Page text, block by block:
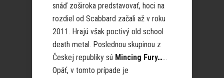
snáď zoširoka predstavovať, hoci na
rozdiel od Scabbard začali až v roku
2011. Hrajú však poctivý old school
death metal. Poslednou skupinou z
Českej republiky sú Mincing Fury……
Opäť, v tomto prípade je